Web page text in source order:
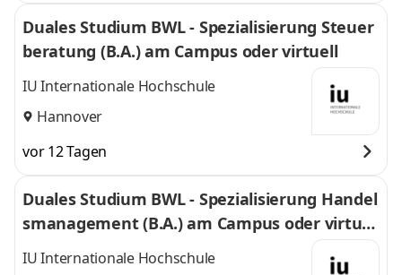
Duales Studium BWL - Spezialisierung Steuer
beratung (B.A.) am Campus oder virtuell
IU Internationale Hochschule
Hannover
vor 12 Tagen
Duales Studium BWL - Spezialisierung Handel
smanagement (B.A.) am Campus oder virtuel
l
IU Internationale Hochschule